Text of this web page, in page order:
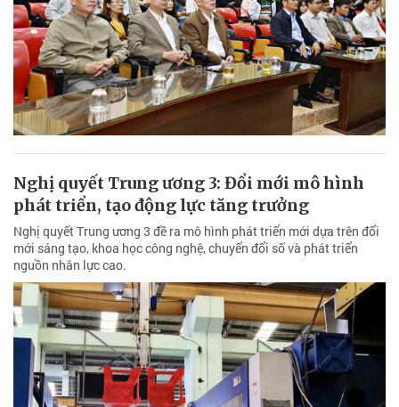
Nghị quyết Trung ương 3: Đổi mới mô hình
phát triển, tạo động lực tăng trưởng
Nghị quyết Trung ương 3 đề ra mô hình phát triển mới dựa trên đổi
mới sáng tạo, khoa học công nghệ, chuyển đổi số và phát triển
nguồn nhân lực cao.